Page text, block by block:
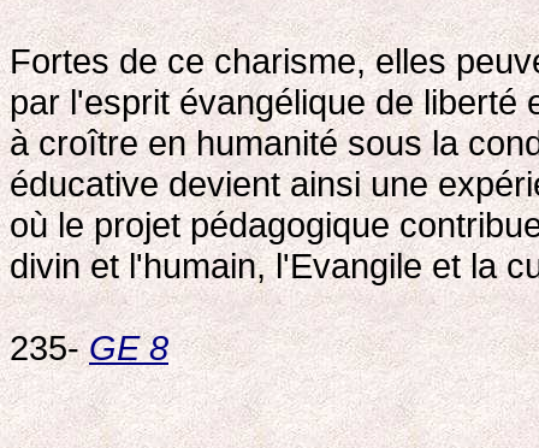
Fortes de ce charisme, elles
par l'esprit évangélique de liberté
à croître en humanité sous la
éducative devient ainsi une
où le projet pédagogique
divin et l'humain, l'Evangile et la
235-GE 8